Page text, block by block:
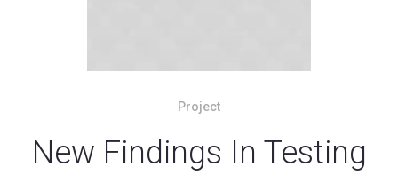
Project
New Findings In Testing